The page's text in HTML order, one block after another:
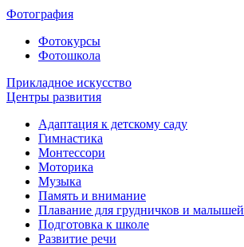
Фотография
Фотокурсы
Фотошкола
Прикладное искусство
Центры развития
Адаптация к детскому саду
Гимнастика
Монтессори
Моторика
Музыка
Память и внимание
Плавание для грудничков и малышей
Подготовка к школе
Развитие речи